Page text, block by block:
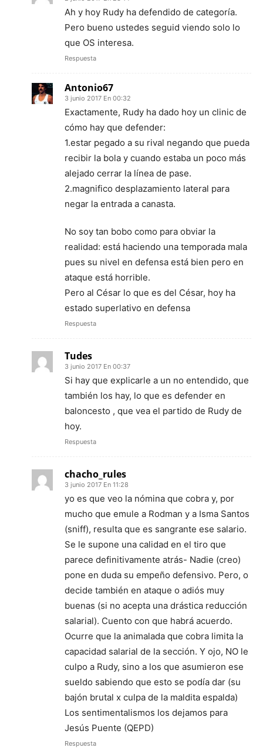
Ah y hoy Rudy ha defendido de categoría.
Pero bueno ustedes seguid viendo solo lo
que OS interesa.
Respuesta
Antonio67
3 junio 2017 En 00:32
Exactamente, Rudy ha dado hoy un clinic de
cómo hay que defender:
1.estar pegado a su rival negando que pueda
recibir la bola y cuando estaba un poco más
alejado cerrar la línea de pase.
2.magnifico desplazamiento lateral para
negar la entrada a canasta.
No soy tan bobo como para obviar la
realidad: está haciendo una temporada mala
pues su nivel en defensa está bien pero en
ataque está horrible.
Pero al César lo que es del César, hoy ha
estado superlativo en defensa
Respuesta
Tudes
3 junio 2017 En 00:37
Si hay que explicarle a un no entendido, que
también los hay, lo que es defender en
baloncesto , que vea el partido de Rudy de
hoy.
Respuesta
chacho_rules
3 junio 2017 En 11:28
yo es que veo la nómina que cobra y, por
mucho que emule a Rodman y a Isma Santos
(sniff), resulta que es sangrante ese salario.
Se le supone una calidad en el tiro que
parece definitivamente atrás- Nadie (creo)
pone en duda su empeño defensivo. Pero, o
decide también en ataque o adiós muy
buenas (si no acepta una drástica reducción
salarial). Cuento con que habrá acuerdo.
Ocurre que la animalada que cobra limita la
capacidad salarial de la sección. Y ojo, NO le
culpo a Rudy, sino a los que asumieron ese
sueldo sabiendo que esto se podía dar (su
bajón brutal x culpa de la maldita espalda)
Los sentimentalismos los dejamos para
Jesús Puente (QEPD)
Respuesta